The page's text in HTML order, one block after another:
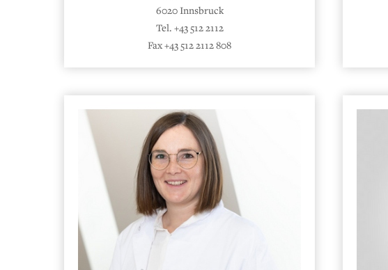
6020 Innsbruck
Tel. +43 512 2112
Fax +43 512 2112 808